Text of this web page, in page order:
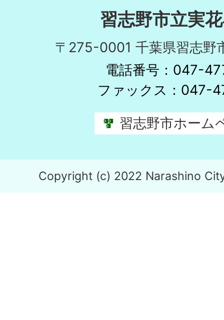
習志野市立実
〒275-0001 千葉県習志野
電話番号：047-
ファックス：047-
習志野市ホーム
Copyright (c) 2022 Narashino